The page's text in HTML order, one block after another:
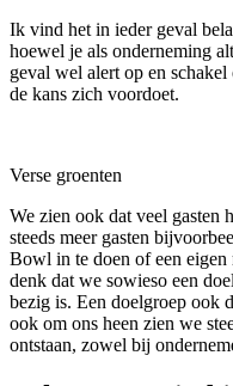
Ik vind het in ieder geval
hoewel je als onderneming
geval wel alert op en
de kans zich voordoet.
Verse groenten
We zien ook dat veel gasten
steeds meer gasten
Bowl in te doen of een
denk dat we sowieso een
bezig is. Een doelgroep ook
ook om ons heen zien we
ontstaan, zowel bij